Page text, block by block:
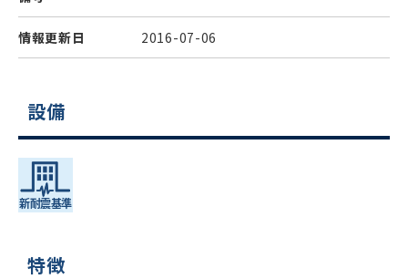
情報更新日 2016-07-06
設備
特徴